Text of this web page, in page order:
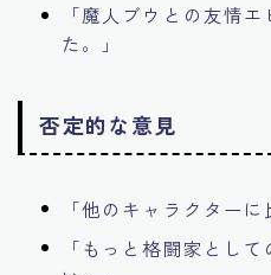
「魔人ブウとの友情
た。」
否定的な意見
「他のキャラクター
「もっと格闘家とし